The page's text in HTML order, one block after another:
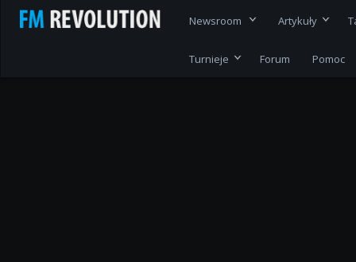
Newsroom Artykuły
Turnieje Forum Pomoc